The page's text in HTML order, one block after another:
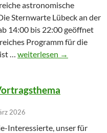
astronomische
Sternwarte Lübeck an der
14:00 bis 22:00 geöffnet
Programm für die
… Winterprogramm endet
weiterlesen →
2026
Interessierte, unser für